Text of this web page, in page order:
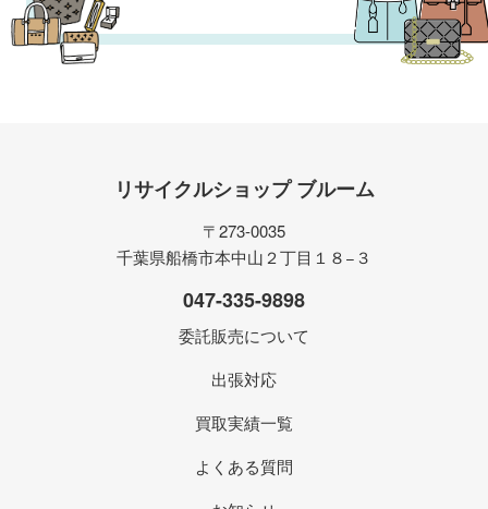
リサイクルショップ ブルーム
〒273-0035
千葉県船橋市本中山２丁目１８−３
047-335-9898
委託販売について
出張対応
買取実績一覧
よくある質問